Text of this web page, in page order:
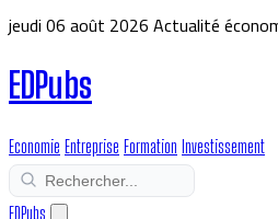
jeudi 06 août 2026Actualité
EDPubs
Economie Entreprise Formation Investissement
EDPubs